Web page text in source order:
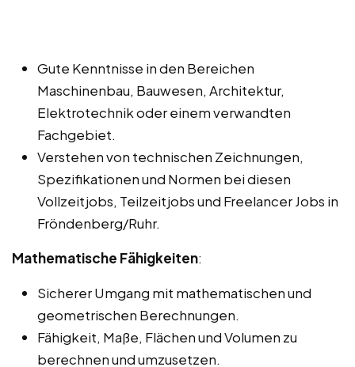
Gute Kenntnisse in den Bereichen
Maschinenbau, Bauwesen, Architektur,
Elektrotechnik oder einem verwandten
Fachgebiet.
Verstehen von technischen Zeichnungen,
Spezifikationen und Normen bei diesen
Vollzeitjobs, Teilzeitjobs und Freelancer Jobs in
Fröndenberg/Ruhr.
Mathematische Fähigkeiten:
Sicherer Umgang mit mathematischen und
geometrischen Berechnungen.
Fähigkeit, Maße, Flächen und Volumen zu
berechnen und umzusetzen.